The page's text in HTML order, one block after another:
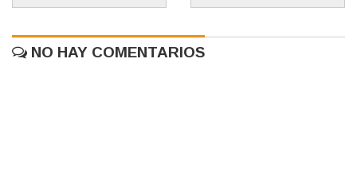
NO HAY COMENTARIOS